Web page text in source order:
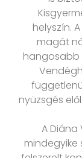
helyszín.
magát
hangosabb
nyüzsgés
A
mindegyike